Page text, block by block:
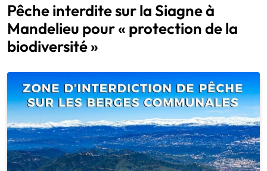
Pêche interdite sur la Siagne à
Mandelieu pour « protection de la
biodiversité »